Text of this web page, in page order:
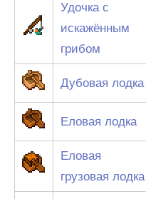
Удочка с
искажённым
грибом
Дубовая лодка
Еловая лодка
Еловая
грузовая лодка